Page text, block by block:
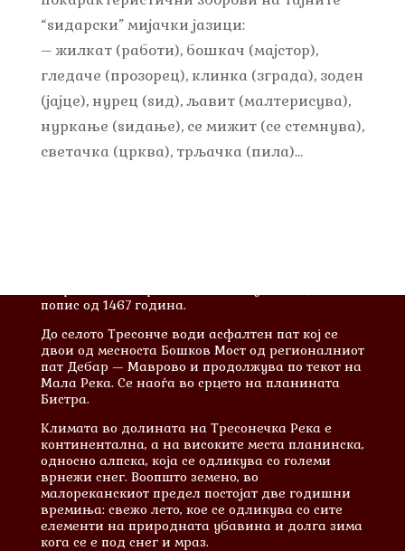
“ѕидарски” мијачки јазици:
– жилкат (работи), бошкач (мајстор),
гледаче (прозорец), клинка (зграда), зоден
(јајце), нурец (ѕид), љавит (малтерисува),
нуркање (ѕидање), се мижит (се стемнува),
светачка (црква), трљачка (пила)…
попис од 1467 година.
До селото Тресонче води асфалтен пат кој се
двои од месноста Бошков Мост од регионалниот
пат Дебар — Маврово и продолжува по текот на
Мала Река. Се наоѓа во срцето на планината
Бистра.
Климата во долината на Тресонечка Река е
континентална, а на високите места планинска,
односно алпска, која се одликува со големи
врнежи снег. Воопшто земено, во
малореканскиот предел постојат две годишни
времиња: свежо лето, кое се одликува со сите
елементи на природната убавина и долга зима
кога се е под снег и мраз.